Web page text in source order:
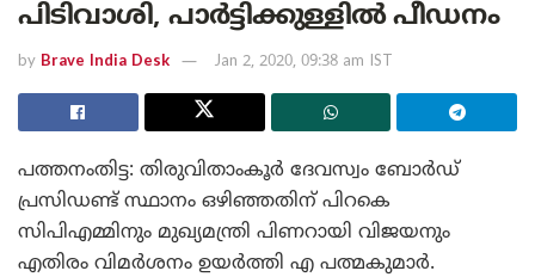
പിടിവാശി, പാര്‍ട്ടിക്കുള്ളില്‍ പീഡനം
by Brave India Desk Jan 2, 2020, 09:38 am IST
പത്തനംതിട്ട: തിരുവിതാംകൂര്‍ ദേവസ്വം ബോര്‍ഡ്
പ്രസിഡണ്ട് സ്ഥാനം ഒഴിഞ്ഞതിന് പിറകെ
സിപിഎമ്മിനും മുഖ്യമന്ത്രി പിണറായി വിജയനും
എതിരം വിമര്‍ശനം ഉയര്‍ത്തി എ പത്മകുമാര്‍.